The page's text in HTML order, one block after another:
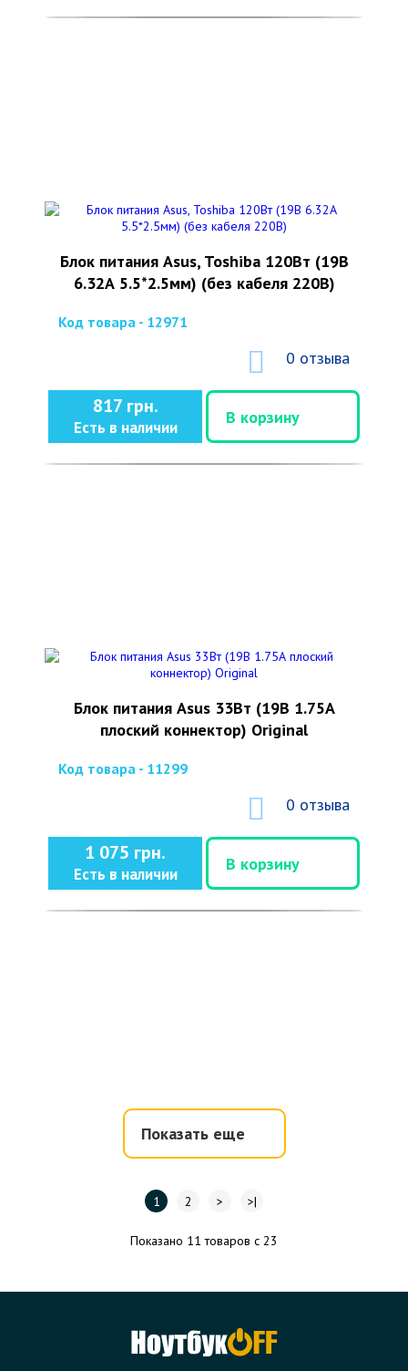
Блок питания Asus, Toshiba 120Вт (19В
6.32А 5.5*2.5мм) (без кабеля 220В)
Код товара - 12971
0 отзыва
817 грн.
Есть в наличии
В корзину
Блок питания Asus 33Вт (19В 1.75А
плоский коннектор) Original
Код товара - 11299
0 отзыва
1 075 грн.
Есть в наличии
В корзину
Показать еще
1 2 > >|
Показано 11 товаров с 23